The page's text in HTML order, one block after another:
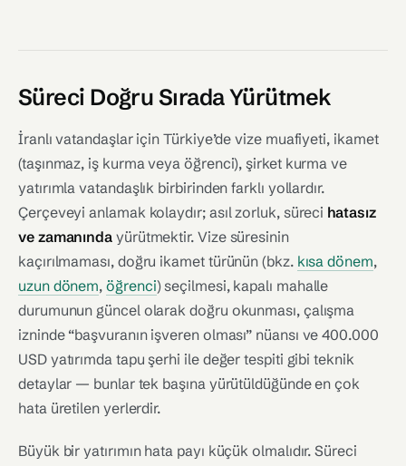
Süreci Doğru Sırada Yürütmek
İranlı vatandaşlar için Türkiye’de vize muafiyeti, ikamet
(taşınmaz, iş kurma veya öğrenci), şirket kurma ve
yatırımla vatandaşlık birbirinden farklı yollardır.
Çerçeveyi anlamak kolaydır; asıl zorluk, süreci hatasız
ve zamanında yürütmektir. Vize süresinin
kaçırılmaması, doğru ikamet türünün (bkz. kısa dönem,
uzun dönem,öğrenci) seçilmesi, kapalı mahalle
durumunun güncel olarak doğru okunması, çalışma
izninde “başvuranın işveren olması” nüansı ve 400.000
USD yatırımda tapu şerhi ile değer tespiti gibi teknik
detaylar — bunlar tek başına yürütüldüğünde en çok
hata üretilen yerlerdir.
Büyük bir yatırımın hata payı küçük olmalıdır. Süreci